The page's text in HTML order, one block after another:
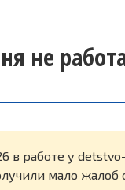
не
в работе у
мало жалоб